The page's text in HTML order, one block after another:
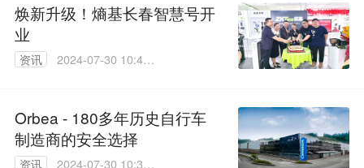
焕新升级！熵基长春智慧号开
业
资讯
2024-07-30 10:48:
Orbea - 180多年历史自行车
制造商的安全选择
资讯
2024-07-30 10:35: